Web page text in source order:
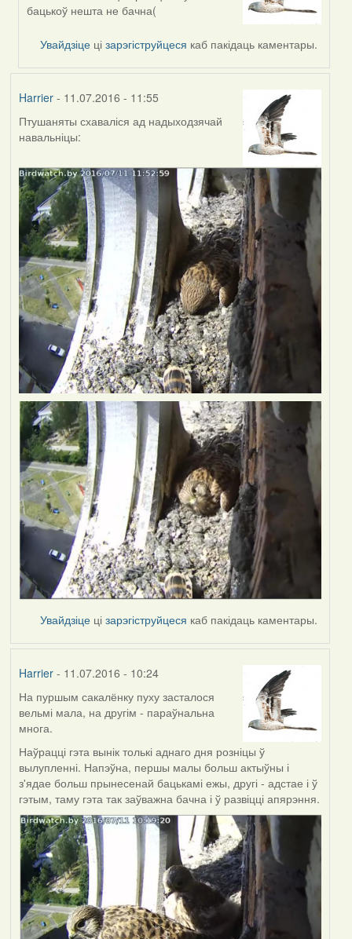
to
Harrier
бацькоў нешта не бачна(
Увайдзіце цізарэгіструйцеся каб пакідаць каментары.
Harrier- 11.07.2016 - 11:55
Птушаняты схаваліся ад надыходзячай
навальніцы:
Увайдзіце цізарэгіструйцеся каб пакідаць каментары.
Harrier- 11.07.2016 - 10:24
На пуршым сакалёнку пуху засталося
вельмі мала, на другім - параўнальна
многа.
Наўрацці гэта вынік толькі аднаго дня розніцы ў
вылупленні. Напэўна, першы малы больш актыўны і
з'ядае больш прынесенай бацькамі ежы, другі - адстае і ў
гэтым, таму гэта так заўважна бачна і ў развіцці апярэння.